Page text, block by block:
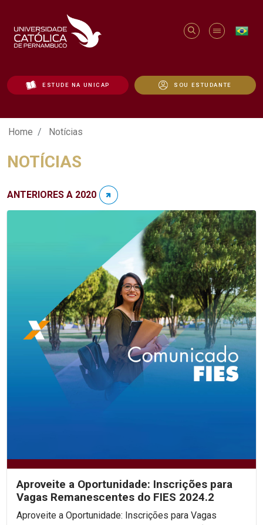
ESTUDE NA UNICAP SOU ESTUDANTE
Notícias - Unicap
Home Notícias
NOTÍCIAS
ANTERIORES A 2020
Aproveite a Oportunidade: Inscrições para
Vagas Remanescentes do FIES 2024.2
Aproveite a Oportunidade: Inscrições para Vagas